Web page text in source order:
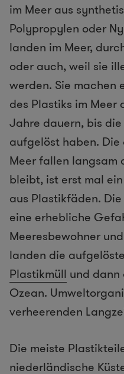
im Meer aus
Polypropylen oder
landen im Meer,
oder auch, weil sie
werden. Sie machen
des Plastiks im Meer
Jahre dauern, bis
aufgelöst haben.
Meer fallen langsam
bleibt, ist erst mal
aus Plastikfäden.
eine erhebliche
Meeresbewohner
landen die
Plastikmüll und dann
Ozean.
verheerenden
Die meiste
niederländische